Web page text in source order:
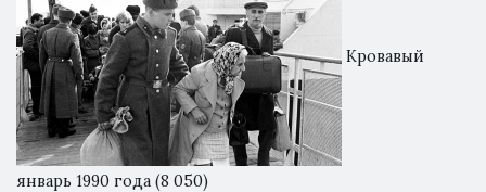
Кровавый
январь 1990 года (8 050)